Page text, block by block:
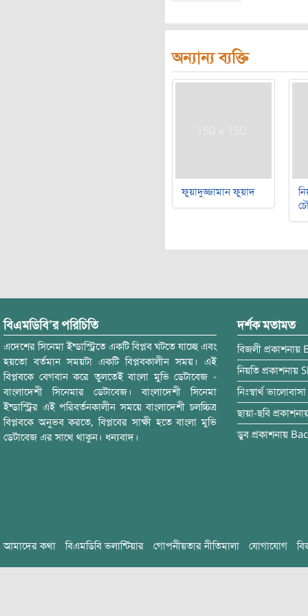
অন্যান্য ব্যক্তি
ফুয়াদুজ্জামান ফুয়াদ
বিএমডিবি’র পরিচিতি
এদেশের সিনেমা ইন্ডাস্ট্রিতে একটি বিপ্লব ঘটতে যাচ্ছে এবং
হয়তো বর্তমান সময়টা একটি বিপ্লবকালীন সময়। এই
বিপ্লবকে বেগবান করে তুলতেই বাংলা মুভি ডেটাবেজ -
বাংলাদেশী সিনেমার ডেটাবেজ। বাংলাদেশী সিনেমা
ইন্ডাস্ট্রির এই পরিবর্তনকালীন সময়ে বাংলাদেশী চলচ্চিত্র
বিপ্লবকে অনুভব করতে, বিপ্লবের সাক্ষী হতে বাংলা মুভি
ডেটাবেজ এর সাথে থাকুন। ধন্যবাদ।
দর্শক মতামত
বিজলী প্রকাশনায়
নিয়তি প্রকাশনায়
নিঃস্বার্থ ভালোবাসা
ছায়া-ছবি
ডুব প্রকাশনায়
আমাদের কথা বিএমডিবি ভলান্টিয়ার গোপনীয়তার নীতিমালা যোগাযোগ